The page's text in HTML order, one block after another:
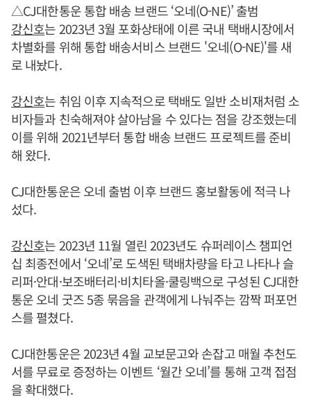
△CJ대한통운 통합 배송 브랜드 ‘오네(O-NE)’ 출범
강신호는 2023년 3월 포화상태에 이른 국내 택배시장에서
차별화를 위해 통합 배송서비스 브랜드 '오네(O-NE)'를 새
로 내놨다.
강신호는 취임 이후 지속적으로 택배도 일반 소비재처럼 소
비자들과 친숙해져야 살아남을 수 있다는 점을 강조했는데
이를 위해 2021년부터 통합 배송 브랜드 프로젝트를 준비
해 왔다.
CJ대한통운은 오네 출범 이후 브랜드 홍보활동에 적극 나
섰다.
강신호는 2023년 11월 열린 2023년도 슈퍼레이스 챔피언
십 최종전에서 ‘오네’로 도색된 택배차량을 타고 나타나 슬
리퍼·안대·보조배터리·비치타올·쿨링백으로 구성된 CJ대한
통운 오네 굿즈 5종 묶음을 관객에게 나눠주는 깜짝 퍼포먼
스를 펼쳤다.
CJ대한통운은 2023년 4월 교보문고와 손잡고 매월 추천도
서를 무료로 증정하는 이벤트 ‘월간 오네’를 통해 고객 접점
을 확대했다.